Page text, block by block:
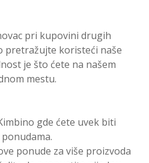
pri kupovini drugih
pretražujte koristeći naše
je što ćete na našem
mestu.
gde ćete uvek biti
ponude za više proizvoda